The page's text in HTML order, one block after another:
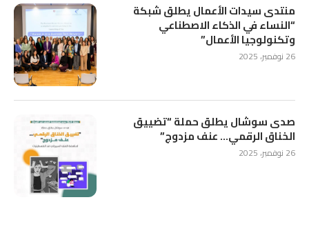
منتدى سيدات الأعمال يطلق شبكة
“النساء في الذكاء الاصطناعي
وتكنولوجيا الأعمال”
26 نوفمبر، 2025
صدى سوشال يطلق حملة “تضييق
الخناق الرقمي… عنف مزدوج”
26 نوفمبر، 2025